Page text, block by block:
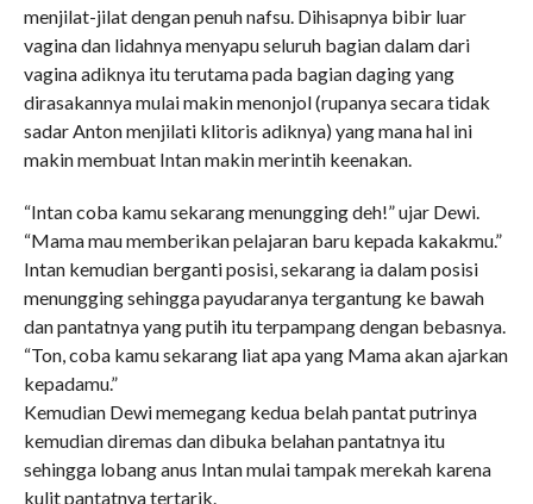
menjilat-jilat dengan penuh nafsu. Dihisapnya bibir luar
vagina dan lidahnya menyapu seluruh bagian dalam dari
vagina adiknya itu terutama pada bagian daging yang
dirasakannya mulai makin menonjol (rupanya secara tidak
sadar Anton menjilati klitoris adiknya) yang mana hal ini
makin membuat Intan makin merintih keenakan.
“Intan coba kamu sekarang menungging deh!” ujar Dewi.
“Mama mau memberikan pelajaran baru kepada kakakmu.”
Intan kemudian berganti posisi, sekarang ia dalam posisi
menungging sehingga payudaranya tergantung ke bawah
dan pantatnya yang putih itu terpampang dengan bebasnya.
“Ton, coba kamu sekarang liat apa yang Mama akan ajarkan
kepadamu.”
Kemudian Dewi memegang kedua belah pantat putrinya
kemudian diremas dan dibuka belahan pantatnya itu
sehingga lobang anus Intan mulai tampak merekah karena
kulit pantatnya tertarik.